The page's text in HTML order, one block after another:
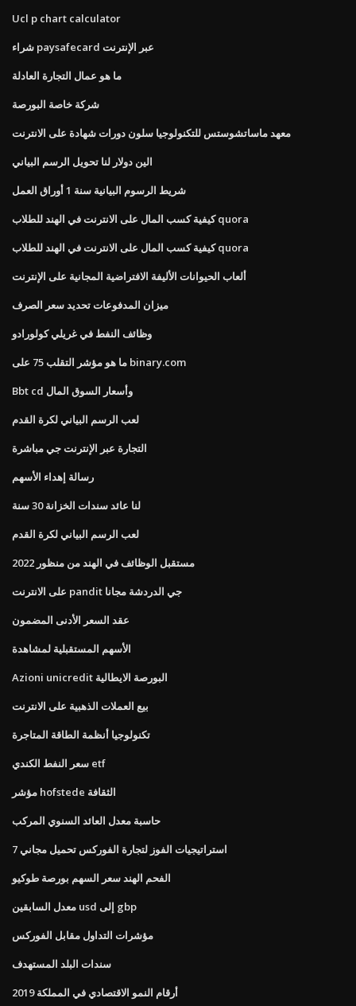
Ucl p chart calculator
شراء paysafecard عبر الإنترنت
ما هو عمال التجارة العادلة
شركة خاصة البورصة
معهد ماساتشوستس للتكنولوجيا سلون دورات شهادة على الانترنت
الين دولار لنا تحويل الرسم البياني
شريط الرسوم البيانية سنة 1 أوراق العمل
كيفية كسب المال على الانترنت في الهند للطلاب quora
كيفية كسب المال على الانترنت في الهند للطلاب quora
ألعاب الحيوانات الأليفة الافتراضية المجانية على الإنترنت
ميزان المدفوعات تحديد سعر الصرف
وظائف النفط في غريلي كولورادو
ما هو مؤشر التقلب 75 على binary.com
Bbt cd وأسعار السوق المال
لعب الرسم البياني لكرة القدم
التجارة عبر الإنترنت جي مباشرة
رسالة إهداء الأسهم
لنا عائد سندات الخزانة 30 سنة
لعب الرسم البياني لكرة القدم
مستقبل الوظائف في الهند من منظور 2022
على الانترنت pandit جي الدردشة مجانا
عقد السعر الأدنى المضمون
الأسهم المستقبلية لمشاهدة
Azioni unicredit البورصة الايطالية
بيع العملات الذهبية على الانترنت
تكنولوجيا أنظمة الطاقة المتاجرة
سعر النفط الكندي etf
مؤشر hofstede الثقافة
حاسبة معدل العائد السنوي المركب
7 استراتيجيات الفوز لتجارة الفوركس تحميل مجاني
الفحم الهند سعر السهم بورصة طوكيو
معدل السابقين usd إلى gbp
مؤشرات التداول مقابل الفوركس
سندات البلد المستهدف
أرقام النمو الاقتصادي في المملكة 2019